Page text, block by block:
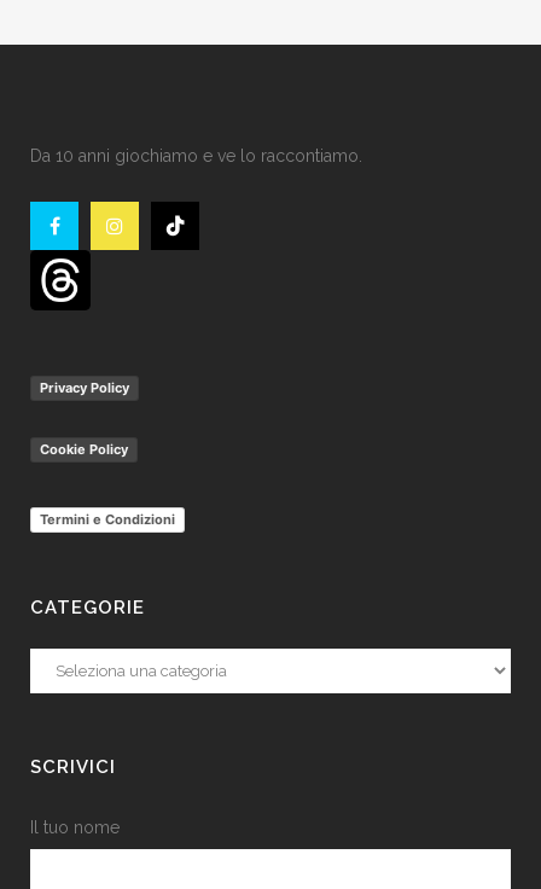
Da 10 anni giochiamo e ve lo raccontiamo.
Privacy Policy
Cookie Policy
Termini e Condizioni
CATEGORIE
Categorie
SCRIVICI
Il tuo nome